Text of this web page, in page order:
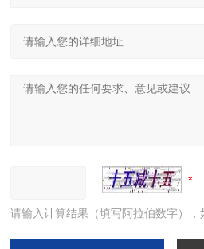
请输入计算结果（填写阿拉伯数字），